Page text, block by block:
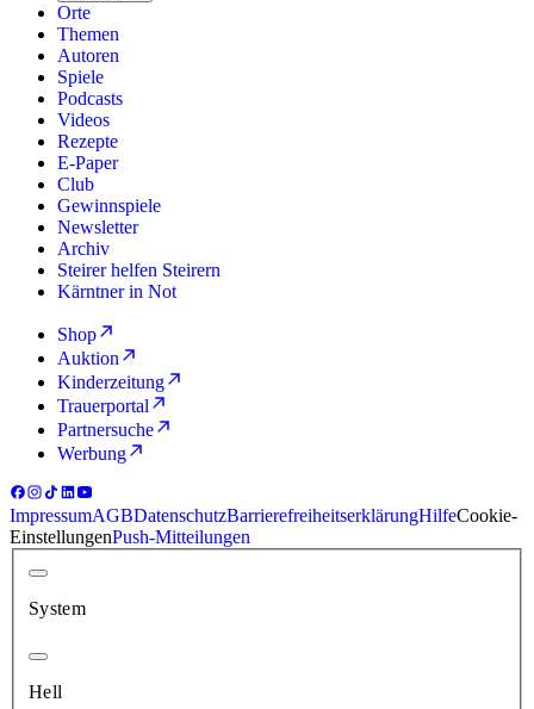
Orte
Themen
Autoren
Spiele
Podcasts
Videos
Rezepte
E-Paper
Club
Gewinnspiele
Newsletter
Archiv
Steirer helfen Steirern
Kärntner in Not
Shop
Auktion
Kinderzeitung
Trauerportal
Partnersuche
Werbung
ImpressumAGBDatenschutzBarrierefreiheitserklärungHilfeCookie-
EinstellungenPush-Mitteilungen
System
Hell